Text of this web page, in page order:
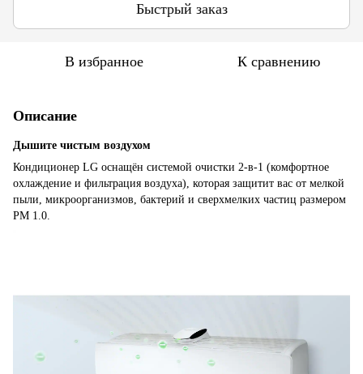
Быстрый заказ
В избранное К сравнению
Описание
Дышите чистым воздухом
Кондиционер LG оснащён системой очистки 2-в-1 (комфортное
охлаждение и фильтрация воздуха), которая защитит вас от мелкой
пыли, микроорганизмов, бактерий и сверхмелких частиц размером
PM 1.0.